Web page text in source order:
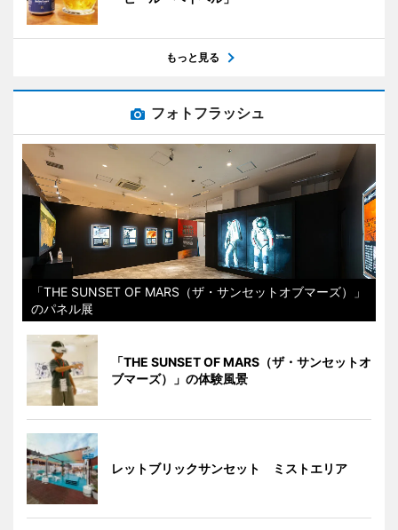
もっと見る
フォトフラッシュ
「THE SUNSET OF MARS（ザ・サンセットオブマーズ）」
のパネル展
「THE SUNSET OF MARS（ザ・サンセットオ
ブマーズ）」の体験風景
レットブリックサンセット ミストエリア